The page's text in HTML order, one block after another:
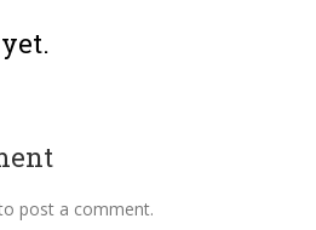
post a comment.